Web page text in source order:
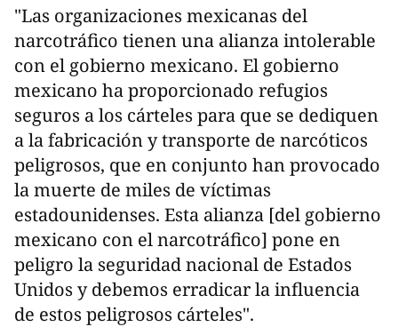
"Las organizaciones mexicanas del
narcotráfico tienen una alianza intolerable
con el gobierno mexicano. El gobierno
mexicano ha proporcionado refugios
seguros a los cárteles para que se dediquen
a la fabricación y transporte de narcóticos
peligrosos, que en conjunto han provocado
la muerte de miles de víctimas
estadounidenses. Esta alianza [del gobierno
mexicano con el narcotráfico] pone en
peligro la seguridad nacional de Estados
Unidos y debemos erradicar la influencia
de estos peligrosos cárteles".